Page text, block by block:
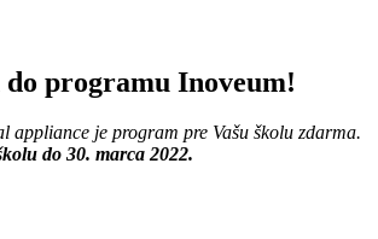
programu Inoveum!
appliance je program pre Vašu školu zdarma.
do 30. marca 2022.